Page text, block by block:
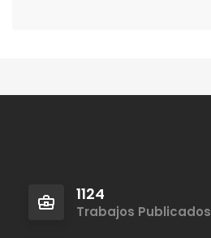
1124
Trabajos Publicados